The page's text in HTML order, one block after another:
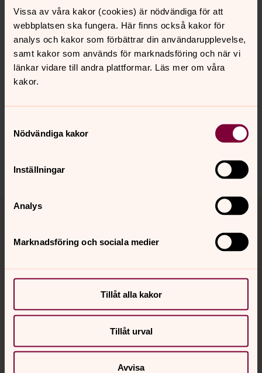
Vissa av våra kakor (cookies) är nödvändiga för att
webbplatsen ska fungera. Här finns också kakor för
analys och kakor som förbättrar din användarupplevelse,
samt kakor som används för marknadsföring och när vi
länkar vidare till andra plattformar. Läs mer om våra
kakor.
Nödvändiga kakor
Inställningar
Analys
Marknadsföring och sociala medier
Tillåt alla kakor
Tillåt urval
Avvisa
Direkt: 08-551 782 11
E-post:laila.larsson@svenskakyrkan.se
Synpunkter eller frågor på sidans
Dela
Tillbaka till toppen
Tillbaka till innehållet
Hitta snabbt